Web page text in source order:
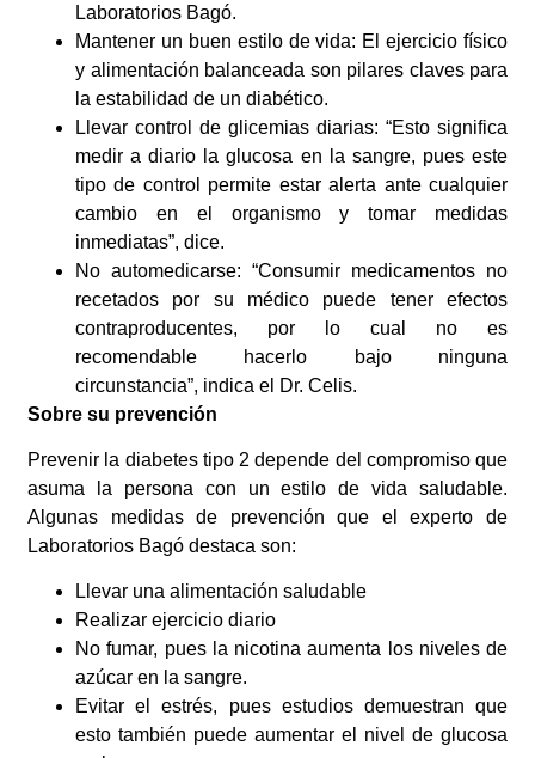
Laboratorios Bagó.
Mantener un buen estilo de vida: El ejercicio físico
y alimentación balanceada son pilares claves para
la estabilidad de un diabético.
Llevar control de glicemias diarias: “Esto significa
medir a diario la glucosa en la sangre, pues este
tipo de control permite estar alerta ante cualquier
cambio en el organismo y tomar medidas
inmediatas”, dice.
No automedicarse: “Consumir medicamentos no
recetados por su médico puede tener efectos
contraproducentes, por lo cual no es
recomendable hacerlo bajo ninguna
circunstancia”, indica el Dr. Celis.
Sobre su prevención
Prevenir la diabetes tipo 2 depende del compromiso que
asuma la persona con un estilo de vida saludable.
Algunas medidas de prevención que el experto de
Laboratorios Bagó destaca son:
Llevar una alimentación saludable
Realizar ejercicio diario
No fumar, pues la nicotina aumenta los niveles de
azúcar en la sangre.
Evitar el estrés, pues estudios demuestran que
esto también puede aumentar el nivel de glucosa